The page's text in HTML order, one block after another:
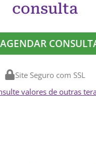
consulta
AGENDAR
Site Seguro com SSL
valores de outras